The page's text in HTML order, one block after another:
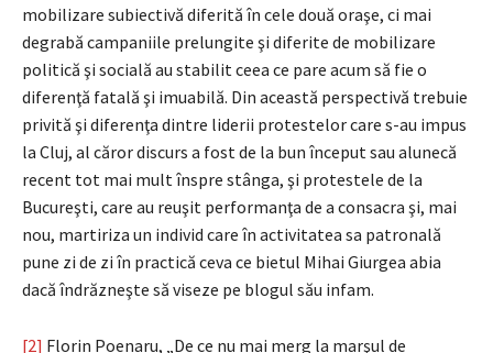
mobilizare subiectivă diferită în cele două oraşe, ci mai
degrabă campaniile prelungite şi diferite de mobilizare
politică şi socială au stabilit ceea ce pare acum să fie o
diferenţă fatală şi imuabilă. Din această perspectivă trebuie
privită şi diferenţa dintre liderii protestelor care s-au impus
la Cluj, al căror discurs a fost de la bun început sau alunecă
recent tot mai mult înspre stânga, şi protestele de la
Bucureşti, care au reuşit performanţa de a consacra şi, mai
nou, martiriza un individ care în activitatea sa patronală
pune zi de zi în practică ceva ce bietul Mihai Giurgea abia
dacă îndrăzneşte să viseze pe blogul său infam.
[2] Florin Poenaru, „De ce nu mai merg la marşul de